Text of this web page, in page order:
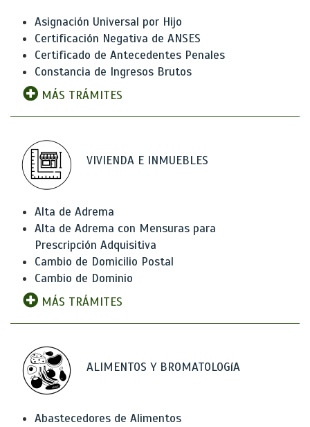
Asignación Universal por Hijo
Certificación Negativa de ANSES
Certificado de Antecedentes Penales
Constancia de Ingresos Brutos
MÁS TRÁMITES
VIVIENDA E INMUEBLES
Alta de Adrema
Alta de Adrema con Mensuras para
Prescripción Adquisitiva
Cambio de Domicilio Postal
Cambio de Dominio
MÁS TRÁMITES
ALIMENTOS Y BROMATOLOGíA
Abastecedores de Alimentos